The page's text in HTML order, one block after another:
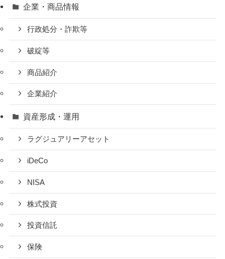
企業・商品情報
行政処分・詐欺等
破綻等
商品紹介
企業紹介
資産形成・運用
ラグジュアリーアセット
iDeCo
NISA
株式投資
投資信託
保険